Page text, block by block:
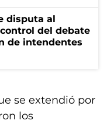
disputa al
del debate
de intendentes
se extendió por
los